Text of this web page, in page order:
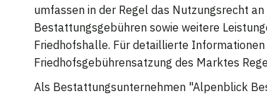
umfassen in der Regel das Nutzungsrecht
Bestattungsgebühren sowie weitere
Friedhofshalle. Für detaillierte
Friedhofsgebührensatzung des Marktes
Als Bestattungsunternehmen "Alpenblick